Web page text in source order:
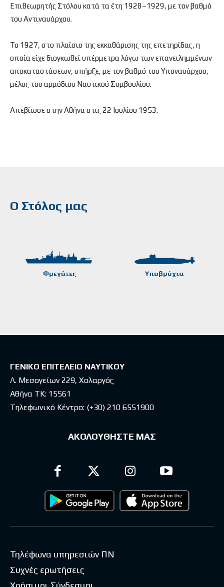
Επιθεωρητής Στόλου κατά τα έτη 1928–1929, με τον βαθμό
του Αντιναυάρχου.
Το 1927, στο πλαίσιο της εκκαθάρισης της επετηρίδας, η
οποία είχε διογκωθεί υπέρμετρα λόγω των επανειλημμένων
αποκαταστάσεων, υπήρξε, με τον βαθμό του Υποναυάρχου,
μέλος του αρμόδιου Ναυτικού Συμβουλίου.
Απεβίωσε στην Αθήνα στις 22 Ιουλίου 1953.
Ο Στόλος μας
ΓΕΝΙΚΟ ΕΠΙΤΕΛΕΙΟ ΝΑΥΤΙΚΟΥ
Λ. Μεσογείων 229, Χολαργός
Αθήνα ΤΚ: 15561
Τηλεφωνικό Κέντρο: (+30) 210 6551900
ΑΚΟΛΟΥΘΗΣΤΕ ΜΑΣ
Τηλέφωνα υπηρεσιών ΠΝ
Συχνές ερωτήσεις